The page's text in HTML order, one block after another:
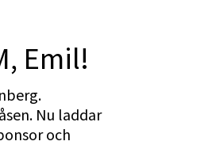
Emil!
Nu laddar
och